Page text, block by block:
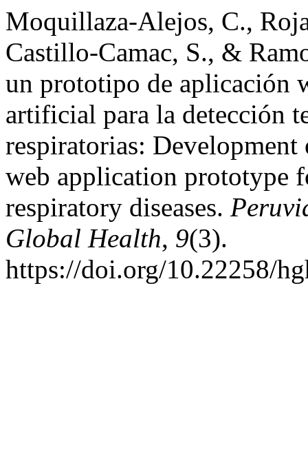
Moquillaza-Alejos, C.,
Castillo-Camac, S., &
un prototipo de aplicación
artificial para la detección
respiratorias:
web application prototype
respiratory diseases.
Global Health, 9(3).
https://doi.org/10.22258/